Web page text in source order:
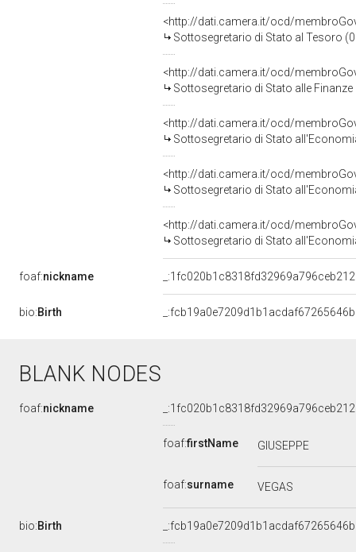
<http://dati.camera.it/ocd/
Sottosegretario di Stato al Tesoro
<http://dati.camera.it/ocd/
Sottosegretario di Stato alle
<http://dati.camera.it/ocd/
Sottosegretario di Stato
<http://dati.camera.it/ocd/
Sottosegretario di Stato
<http://dati.camera.it/ocd/
Sottosegretario di Stato
foaf:nickname
bio:Birth
BLANK NODES
foaf:nickname
foaf:firstName GIUSEPPE
foaf:surname VEGAS
bio:Birth